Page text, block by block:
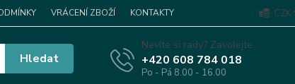
VRÁCENÍ ZBOŽÍ KONTAKTY CZK
Hledat
Nevíte si rady? Zavolejte.
+420 608 784 018
Po - Pá 8.00 - 16.00